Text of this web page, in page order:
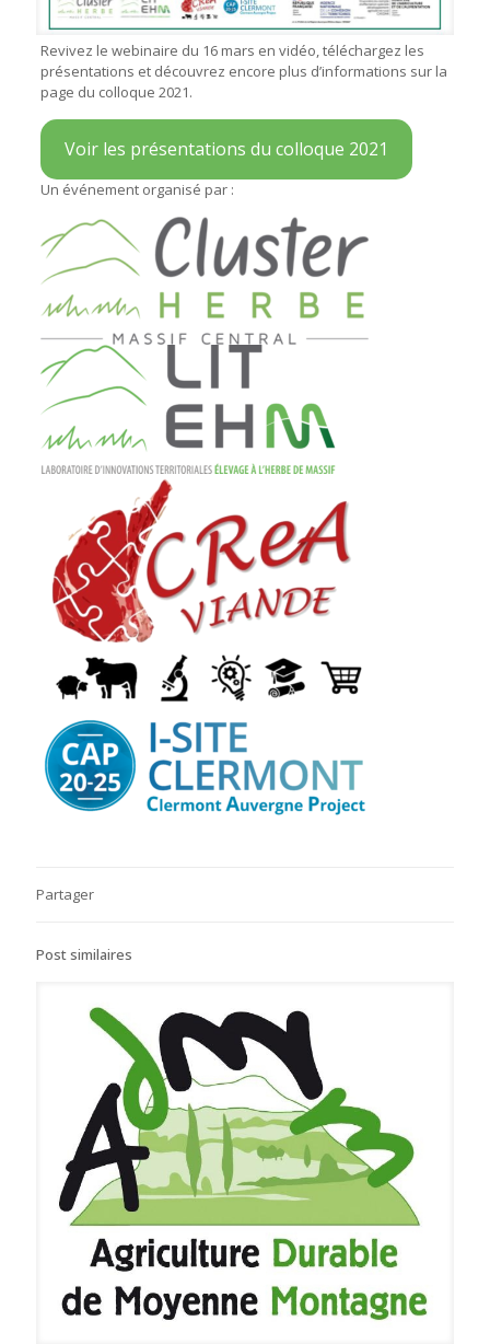
Revivez le webinaire du 16 mars en vidéo, téléchargez les
présentations et découvrez encore plus d’informations sur la
page du colloque 2021.
Voir les présentations du colloque 2021
Un événement organisé par :
Partager
Post similaires